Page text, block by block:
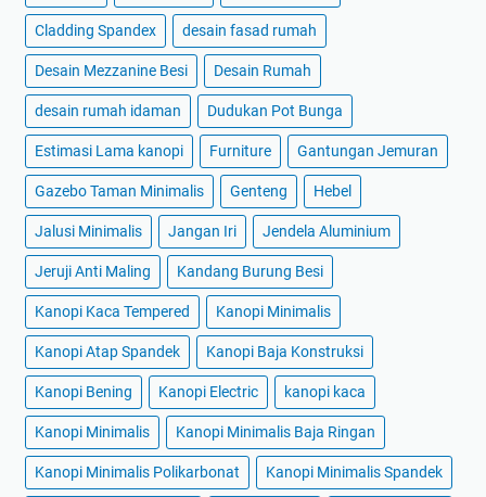
Cladding Spandex desain fasad rumah
Desain Mezzanine Besi Desain Rumah
desain rumah idaman Dudukan Pot Bunga
Estimasi Lama kanopi Furniture Gantungan Jemuran
Gazebo Taman Minimalis Genteng Hebel
Jalusi Minimalis Jangan Iri Jendela Aluminium
Jeruji Anti Maling Kandang Burung Besi
Kanopi Kaca Tempered Kanopi Minimalis
Kanopi Atap Spandek Kanopi Baja Konstruksi
Kanopi Bening Kanopi Electric kanopi kaca
Kanopi Minimalis Kanopi Minimalis Baja Ringan
Kanopi Minimalis Polikarbonat Kanopi Minimalis Spandek